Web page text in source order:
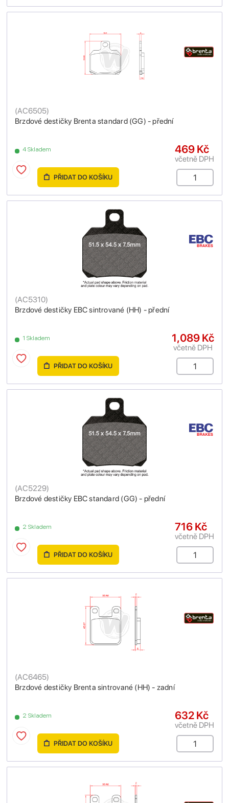
Brzdové destičky Brenta standard (GG) - přední
(AC6505)
4 Skladem 469 Kč
včetně DPH
PŘIDAT DO KOŠÍKU
Brzdové destičky EBC sintrované (HH) - přední
(AC5310)
1 Skladem 1,089 Kč
včetně DPH
PŘIDAT DO KOŠÍKU
Brzdové destičky EBC standard (GG) - přední
(AC5229)
2 Skladem 716 Kč
včetně DPH
PŘIDAT DO KOŠÍKU
Brzdové destičky Brenta sintrované (HH) - zadní
(AC6465)
2 Skladem 632 Kč
včetně DPH
PŘIDAT DO KOŠÍKU